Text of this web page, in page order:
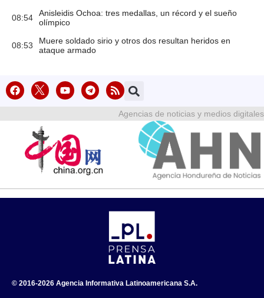
08:54
Anisleidis Ochoa: tres medallas, un récord y el sueño
olímpico
08:53
Muere soldado sirio y otros dos resultan heridos en
ataque armado
Agencias de noticias y medios digitales
© 2016-2026 Agencia Informativa Latinoamericana S.A.